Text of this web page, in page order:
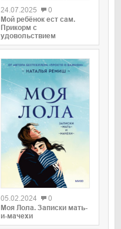
24.07.2025
0
Мой ребёнок ест сам.
Прикорм с
удовольствием
05.02.2024
0
Моя Лола. Записки мать-
и-мачехи